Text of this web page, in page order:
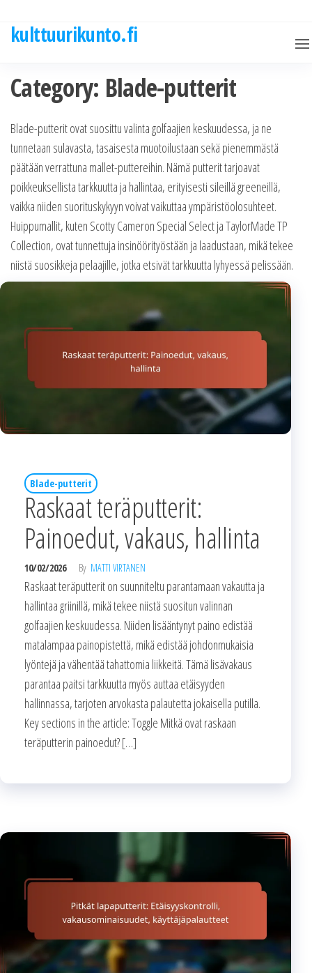
kulttuurikunto.fi
Category: Blade-putterit
Blade-putterit ovat suosittu valinta golfaajien keskuudessa, ja ne
tunnetaan sulavasta, tasaisesta muotoilustaan sekä pienemmästä
päätään verrattuna mallet-puttereihin. Nämä putterit tarjoavat
poikkeuksellista tarkkuutta ja hallintaa, erityisesti sileillä greeneillä,
vaikka niiden suorituskykyyn voivat vaikuttaa ympäristöolosuhteet.
Huippumallit, kuten Scotty Cameron Special Select ja TaylorMade TP
Collection, ovat tunnettuja insinöörityöstään ja laadustaan, mikä tekee
niistä suosikkeja pelaajille, jotka etsivät tarkkuutta lyhyessä pelissään.
Blade-putterit
Raskaat teräputterit:
Painoedut, vakaus, hallinta
10/02/2026 By MATTI VIRTANEN
Raskaat teräputterit on suunniteltu parantamaan vakautta ja
hallintaa griinillä, mikä tekee niistä suositun valinnan
golfaajien keskuudessa. Niiden lisääntynyt paino edistää
matalampaa painopistettä, mikä edistää johdonmukaisia
lyöntejä ja vähentää tahattomia liikkeitä. Tämä lisävakaus
parantaa paitsi tarkkuutta myös auttaa etäisyyden
hallinnassa, tarjoten arvokasta palautetta jokaisella putilla.
Key sections in the article: Toggle Mitkä ovat raskaan
teräputterin painoedut? […]